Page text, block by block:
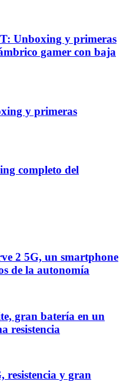
Unboxing y primeras
gamer con baja
y primeras
completo del
2 5G, un smartphone
de la autonomía
gran batería en un
resistencia
resistencia y gran